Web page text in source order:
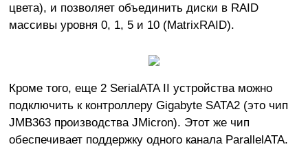
цвета), и позволяет объединить диски в RAID
массивы уровня 0, 1, 5 и 10 (MatrixRAID).
Кроме того, еще 2 SerialATA II устройства можно
подключить к контроллеру Gigabyte SATA2 (это чип
JMB363 производства JMicron). Этот же чип
обеспечивает поддержку одного канала ParallelATA.